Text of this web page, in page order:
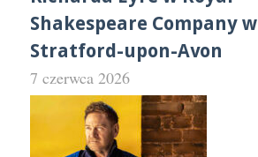
Shakespeare Company w
Stratford-upon-Avon
7 czerwca 2026